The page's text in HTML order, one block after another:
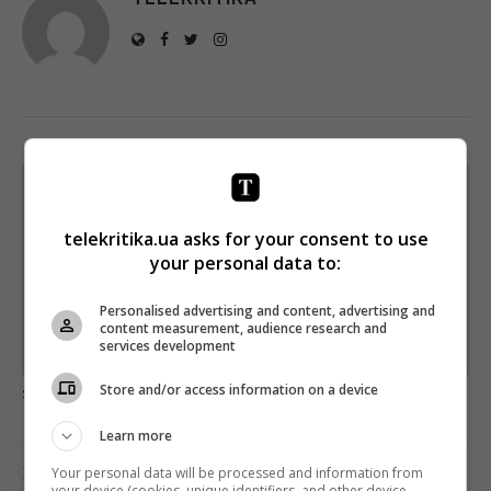
Щотижневий лист з найцікавішим.
Підпишіться ще раз, якщо не отримуєте від нас листи
Предоставлено SendPulse
загрузка...
Предыдущий пост
telekritika.ua asks for your consent to use
your personal data to:
Personalised advertising and content, advertising and
content measurement, audience research and
services development
Store and/or access information on a device
Learn more
Your personal data will be processed and information from